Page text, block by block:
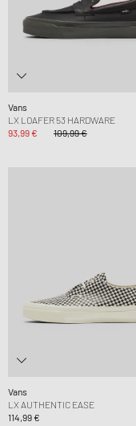
Vans
LX LOAFER 53 HARDWARE
93,99 €
109,99 €
Vans
LX AUTHENTIC EASE
114,99 €